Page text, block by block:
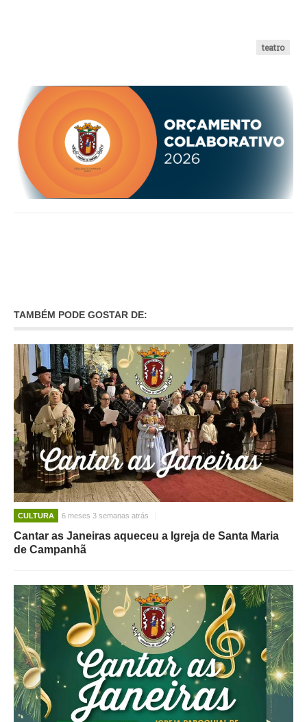
APOIO AOS DESEMPREGADOS
APOIO ÀS EMPRESAS
OFERTAS DE EMPREGO
CONTACTO E HORÁRIO GIP
CONTACTOS
teatro
TAMBÉM PODE GOSTAR DE:
CULTURA 6 meses 3 semanas atrás
Cantar as Janeiras aqueceu a Igreja de Santa Maria
de Campanhã